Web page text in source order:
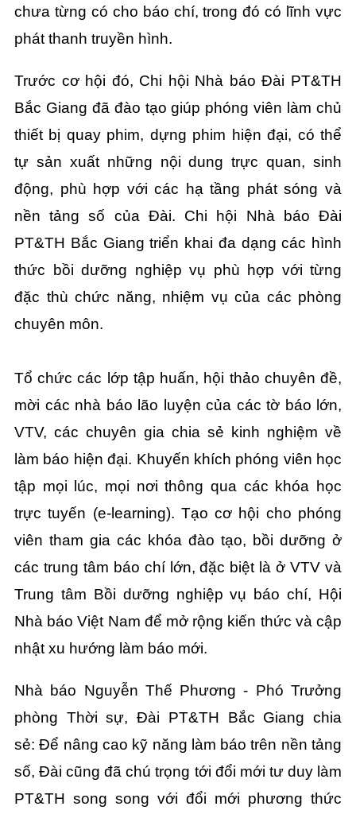
chưa từng có cho báo chí, trong đó có lĩnh vực
phát thanh truyền hình.
Trước cơ hội đó, Chi hội Nhà báo Đài PT&TH
Bắc Giang đã đào tạo giúp phóng viên làm chủ
thiết bị quay phim, dựng phim hiện đại, có thể
tự sản xuất những nội dung trực quan, sinh
động, phù hợp với các hạ tầng phát sóng và
nền tảng số của Đài. Chi hội Nhà báo Đài
PT&TH Bắc Giang triển khai đa dạng các hình
thức bồi dưỡng nghiệp vụ phù hợp với từng
đặc thù chức năng, nhiệm vụ của các phòng
chuyên môn.
Tổ chức các lớp tập huấn, hội thảo chuyên đề,
mời các nhà báo lão luyện của các tờ báo lớn,
VTV, các chuyên gia chia sẻ kinh nghiệm về
làm báo hiện đại. Khuyến khích phóng viên học
tập mọi lúc, mọi nơi thông qua các khóa học
trực tuyến (e-learning). Tạo cơ hội cho phóng
viên tham gia các khóa đào tạo, bồi dưỡng ở
các trung tâm báo chí lớn, đặc biệt là ở VTV và
Trung tâm Bồi dưỡng nghiệp vụ báo chí, Hội
Nhà báo Việt Nam để mở rộng kiến thức và cập
nhật xu hướng làm báo mới.
Nhà báo Nguyễn Thế Phương - Phó Trưởng
phòng Thời sự, Đài PT&TH Bắc Giang chia
sẻ: Để nâng cao kỹ năng làm báo trên nền tảng
số, Đài cũng đã chú trọng tới đổi mới tư duy làm
PT&TH song song với đổi mới phương thức